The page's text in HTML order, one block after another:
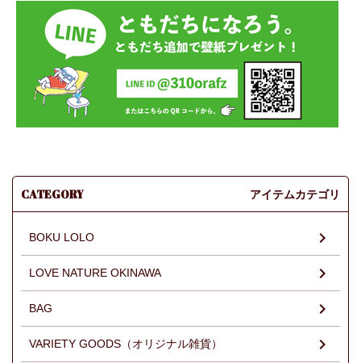
CATEGORY アイテムカテゴリ
BOKU LOLO
LOVE NATURE OKINAWA
BAG
VARIETY GOODS（オリジナル雑貨）